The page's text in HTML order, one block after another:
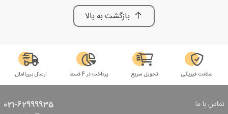
بازگشت به بالا
سلامت فیزیکی تحویل سریع پرداخت در 4 قسط ارسال بین‌الملل
تماس با ما 021-62999935